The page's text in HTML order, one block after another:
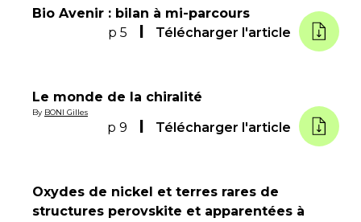
Bio Avenir : bilan à mi-parcours
p 5
Télécharger l'article
Le monde de la chiralité
By BONI Gilles
p 9 Télécharger l'article
Oxydes de nickel et terres rares de
structures perovskite et apparentées à